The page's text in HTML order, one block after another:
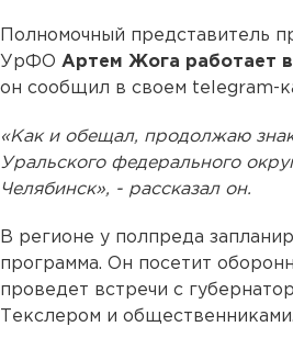
Полномочный представитель
УрФО Артем Жога работает в
он сообщил в своем telegram-
«Как и обещал, продолжаю
Уральского федерального
Челябинск», - рассказал он.
В регионе у полпреда
программа. Он посетит
проведет встречи с
Текслером и общественниками.